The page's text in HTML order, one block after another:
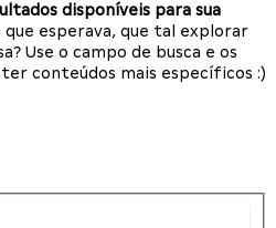
disponíveis para sua
que esperava, que tal explorar
Use o campo de busca e os
conteúdos mais específicos :)